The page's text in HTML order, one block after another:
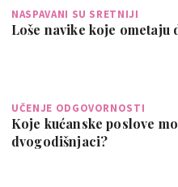
NASPAVANI SU SRETNIJI
Loše navike koje ometaju
UČENJE ODGOVORNOSTI
Koje kućanske poslove
dvogodišnjaci?